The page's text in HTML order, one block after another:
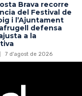
Brava recorre
del Festival de
i l’Ajuntament
defensa
a la
7 d'agost de 2026